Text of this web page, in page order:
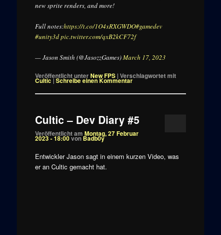
new sprite renders, and more!
Full notes:https://t.co/1O4xRXGWDO#gamedev
#unity3dpic.twitter.com/qxB2kCF72f
— Jason Smith (@JasozzGames)March 17, 2023
Veröffentlicht unterNew FPS |Verschlagwortet mit
Cultic|Schreibe einen Kommentar
Cultic – Dev Diary #5
Veröffentlicht am Montag, 27 Februar
2023 - 18:00vonBadb0y
Entwickler Jason sagt in einem kurzen Video, was
er an Cultic gemacht hat.